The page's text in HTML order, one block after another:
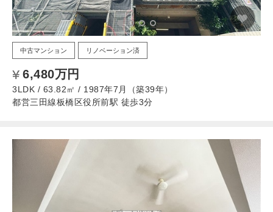
中古マンション リノベーション済
6,480万円
3LDK / 63.82㎡ / 1987年7月（築39年）
都営三田線板橋区役所前駅 徒歩3分